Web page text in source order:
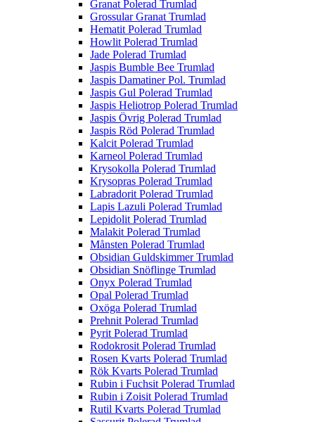
Granat Polerad Trumlad
Grossular Granat Trumlad
Hematit Polerad Trumlad
Howlit Polerad Trumlad
Jade Polerad Trumlad
Jaspis Bumble Bee Trumlad
Jaspis Damatiner Pol. Trumlad
Jaspis Gul Polerad Trumlad
Jaspis Heliotrop Polerad Trumlad
Jaspis Övrig Polerad Trumlad
Jaspis Röd Polerad Trumlad
Kalcit Polerad Trumlad
Karneol Polerad Trumlad
Krysokolla Polerad Trumlad
Krysopras Polerad Trumlad
Labradorit Polerad Trumlad
Lapis Lazuli Polerad Trumlad
Lepidolit Polerad Trumlad
Malakit Polerad Trumlad
Månsten Polerad Trumlad
Obsidian Guldskimmer Trumlad
Obsidian Snöflinge Trumlad
Onyx Polerad Trumlad
Opal Polerad Trumlad
Oxöga Polerad Trumlad
Prehnit Polerad Trumlad
Pyrit Polerad Trumlad
Rodokrosit Polerad Trumlad
Rosen Kvarts Polerad Trumlad
Rök Kvarts Polerad Trumlad
Rubin i Fuchsit Polerad Trumlad
Rubin i Zoisit Polerad Trumlad
Rutil Kvarts Polerad Trumlad